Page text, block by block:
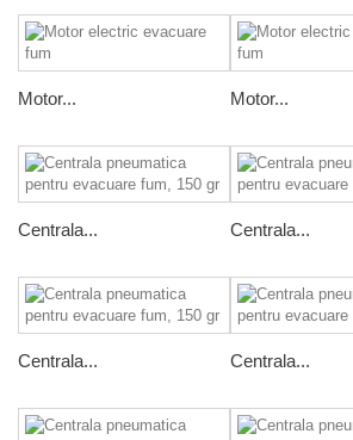
Motor... Motor...
Centrala... Centrala...
Centrala... Centrala...